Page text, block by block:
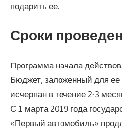
подарить ее.
Сроки
Программа начала
Бюджет, заложенный для
исчерпан в течение 2-3
С 1 марта 2019 года
«Первый автомобиль»